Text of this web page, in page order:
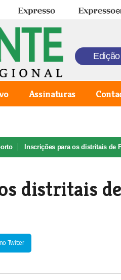
Expresso Expresso
Assinaturas
Inscrições para os distritais de
distritais
Twitter